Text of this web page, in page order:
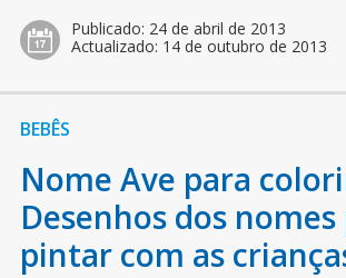
Publicado: 24 de abril de 2013
Actualizado: 14 de outubro de 2013
BEBÊS
Nome Ave para
Desenhos dos nomes
pintar com as